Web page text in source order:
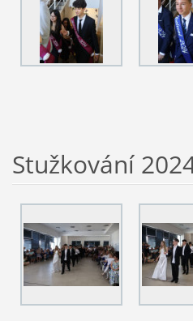
Stužkování